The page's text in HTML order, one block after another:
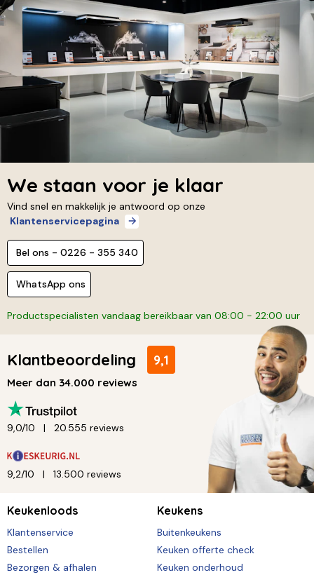
We staan voor je klaar
Vind snel en makkelijk je antwoord op onze
Klantenservicepagina
Bel ons - 0226 - 355 340
WhatsApp ons
Productspecialisten vandaag bereikbaar van 08:00 - 22:00 uur
Klantbeoordeling 9,1
Meer dan 34.000 reviews
9,0/10 20.555 reviews
9,2/10 13.500 reviews
Keukenloods
Klantenservice
Bestellen
Bezorgen & afhalen
Keukens
Buitenkeukens
Keuken offerte check
Keuken onderhoud